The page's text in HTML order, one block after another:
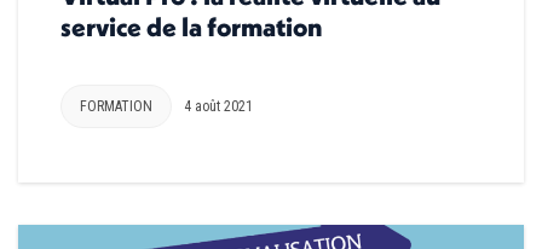
service de la formation
FORMATION 4 août 2021